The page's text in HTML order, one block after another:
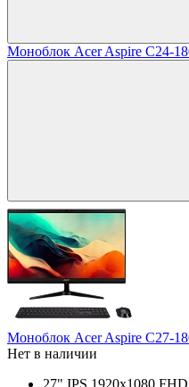
Моноблок Acer Aspire C24-
Моноблок Acer Aspire C27-
Нет в наличии
27" IPS 1920x1080 FHD